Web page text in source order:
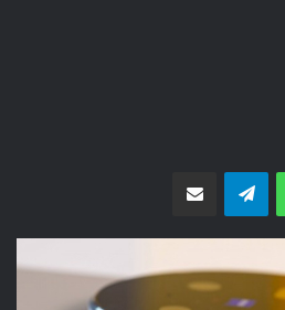
واتسابتيلقرام